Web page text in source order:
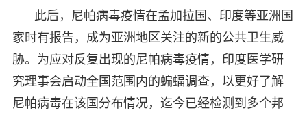
此后，尼帕病毒疫情在孟加拉国、印度等亚洲国
家时有报告，成为亚洲地区关注的新的公共卫生威
胁。为应对反复出现的尼帕病毒疫情，印度医学研
究理事会启动全国范围内的蝙蝠调查，以更好了解
尼帕病毒在该国分布情况，迄今已经检测到多个邦